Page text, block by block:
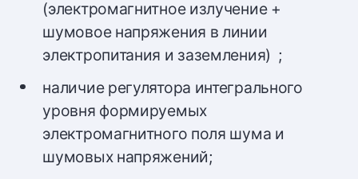
(электромагнитное излучение +
шумовое напряжения в линии
электропитания и заземления) ;
наличие регулятора интегрального
уровня формируемых
электромагнитного поля шума и
шумовых напряжений;